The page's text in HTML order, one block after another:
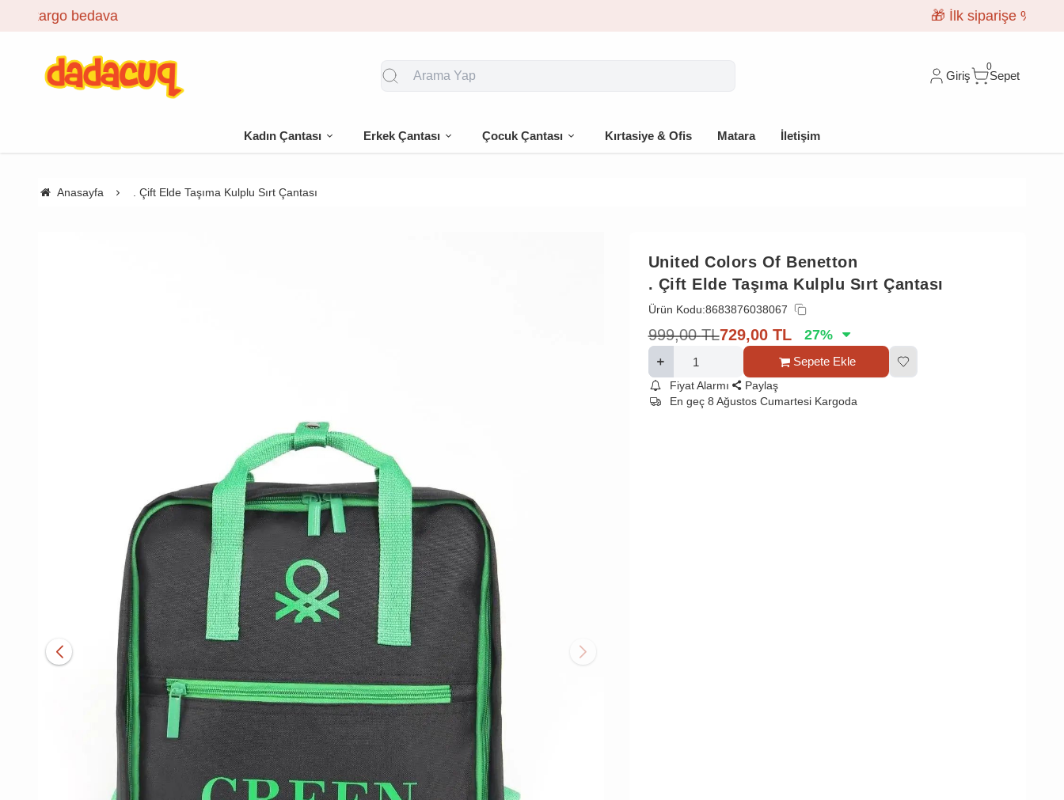
Giriş
0
Sepet
Kadın Çantası Erkek Çantası Çocuk Çantası Kırtasiye & Ofis Matara İletişim
Anasayfa . Çift Elde Taşıma Kulplu Sırt Çantası
United Colors Of Benetton
. Çift Elde Taşıma Kulplu Sırt Çantası
Ürün Kodu:8683876038067
999,00 TL729,00 TL 27%
Sepete Ekle
Fiyat Alarmı
Paylaş
En geç 8 Ağustos Cumartesi Kargoda